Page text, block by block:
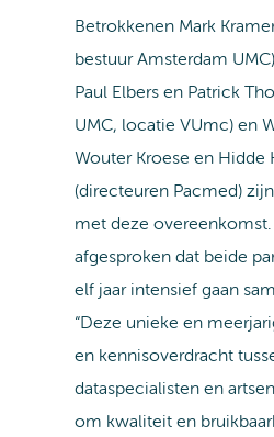
Betrokkenen Mark
bestuur Amsterdam
Paul Elbers en Patrick
UMC, locatie VUmc) en
Wouter Kroese en Hidde
(directeuren Pacmed)
met deze
afgesproken dat beide
elf jaar intensief gaan
“Deze unieke en
en kennisoverdracht
dataspecialisten en
om kwaliteit en